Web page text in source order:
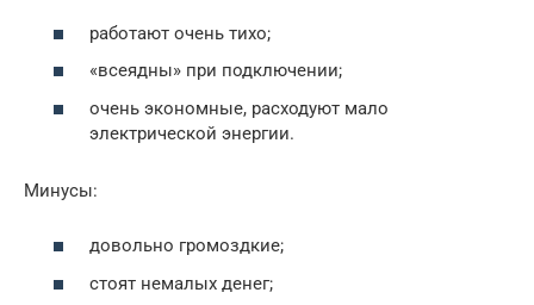
работают очень тихо;
«всеядны» при подключении;
очень экономные, расходуют мало
электрической энергии.
Минусы:
довольно громоздкие;
стоят немалых денег;